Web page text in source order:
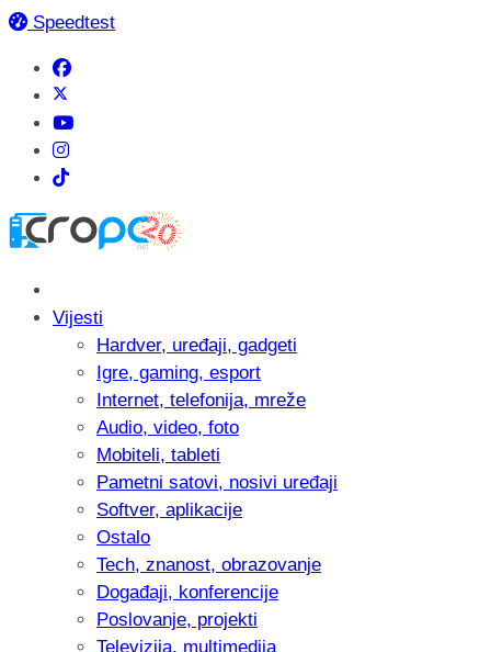
Speedtest
Vijesti
Hardver, uređaji, gadgeti
Igre, gaming, esport
Internet, telefonija, mreže
Audio, video, foto
Mobiteli, tableti
Pametni satovi, nosivi uređaji
Softver, aplikacije
Ostalo
Tech, znanost, obrazovanje
Događaji, konferencije
Poslovanje, projekti
Televizija, multimedija